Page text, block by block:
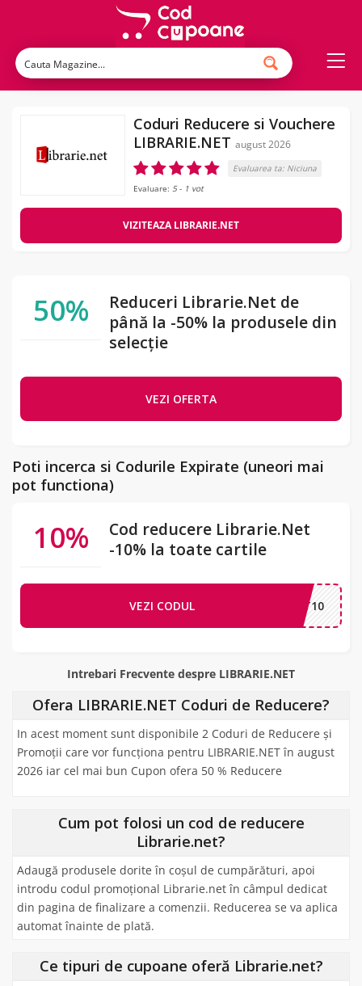
Coduri Reducere si Vouchere
LIBRARIE.NET august 2026
Evaluarea ta: Niciuna
Evaluare: 5- 1 vot
VIZITEAZA LIBRARIE.NET
50%
Reduceri Librarie.Net de
până la -50% la produsele din
selecție
VEZI OFERTA
Poti incerca si Codurile Expirate (uneori mai
pot functiona)
10%
Cod reducere Librarie.Net
-10% la toate cartile
VEZI CODUL ARIENET10
Intrebari Frecvente despre LIBRARIE.NET
Ofera LIBRARIE.NET Coduri de Reducere?
In acest moment sunt disponibile 2 Coduri de Reducere și
Promoții care vor funcționa pentru LIBRARIE.NET în august
2026 iar cel mai bun Cupon ofera 50 % Reducere
Cum pot folosi un cod de reducere
Librarie.net?
Adaugă produsele dorite în coșul de cumpărături, apoi
introdu codul promoțional Librarie.net în câmpul dedicat
din pagina de finalizare a comenzii. Reducerea se va aplica
automat înainte de plată.
Ce tipuri de cupoane oferă Librarie.net?